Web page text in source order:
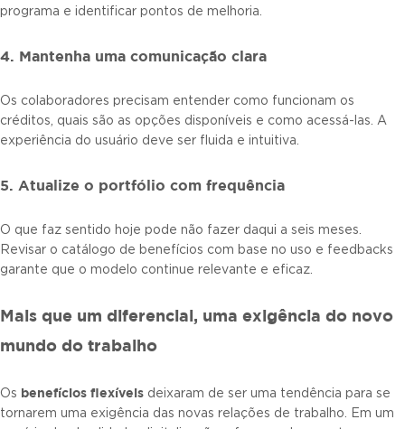
programa e identificar pontos de melhoria.
4. Mantenha uma comunicação clara
Os colaboradores precisam entender como funcionam os
créditos, quais são as opções disponíveis e como acessá-las. A
experiência do usuário deve ser fluida e intuitiva.
5. Atualize o portfólio com frequência
O que faz sentido hoje pode não fazer daqui a seis meses.
Revisar o catálogo de benefícios com base no uso e feedbacks
garante que o modelo continue relevante e eficaz.
Mais que um diferencial, uma exigência do novo
mundo do trabalho
Os benefícios flexíveis deixaram de ser uma tendência para se
tornarem uma exigência das novas relações de trabalho. Em um